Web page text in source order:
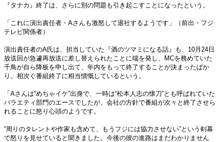
『タナカ』終了は、さらに別の問題も引き起こすことになったという。
「これに演出責任者・Aさんも激怒して退社するようです」（前出・フジ
テレビ関係者）
演出責任者のA氏は、担当していた『酒のツマミになる話』も、10月24日
放送回が急遽再放送に差し替えられたことに端を発し、MCを務めていた
千鳥が自ら降板を申し出て、年内をもって終了することが決まったばか
り。相次ぐ番組終了に相当憤慨しているという。
「Aさんは“めちゃイケ”出身で、一時は“松本人志の懐刀”とも呼ばれていた
バラエティ部門のエースでしたが、会社の方針で番組が次々と終了させら
れることに怒り心頭のようです。
“周りのタレントや作家も含めて、もうフジには協力させない”という剣幕
で怒りを見せていると聞きました。今後の彼の進路はまだわかりません